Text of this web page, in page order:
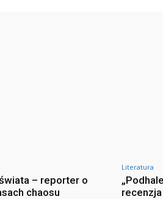
– reporter o
chaosu
Literatura